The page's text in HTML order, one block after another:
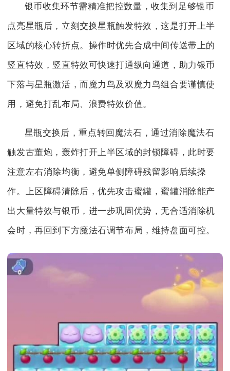
银币收集环节需精准把控数量，收集到足够银币
点亮星瓶后，立刻交换星瓶触发特效，这是打开上半
区域的核心转折点。操作时优先合成中间传送带上的
竖直特效，竖直特效可快速打通纵向通道，助力银币
下落与星瓶激活，而魔力鸟及双魔力鸟组合要谨慎使
用，避免打乱布局、浪费特效价值。
星瓶交换后，重点转回魔法石，通过消除魔法石
触发古董炮，轰炸打开上半区域的封锁障碍，此时要
注意左右消除均衡，避免单侧障碍残留影响后续操
作。上区障碍清除后，优先攻击蜜罐，蜜罐消除能产
出大量特效与银币，进一步巩固优势，无合适消除机
会时，再回到下方魔法石调节布局，维持盘面可控。